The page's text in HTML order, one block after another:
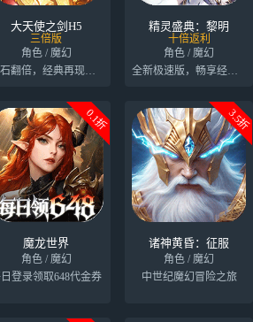
大天使之剑H5
三倍版
角色 / 魔幻
钻石翻倍，经典再现，重温激情岁月
精灵盛典：黎明
十倍返利
角色 / 魔幻
全新极速版，畅享经验冲级狂欢
0.1折
魔龙世界
角色 / 魔幻
登录领取648代金券
3.5折
诸神黄昏：征服
角色 / 魔幻
中世纪魔幻冒险之旅